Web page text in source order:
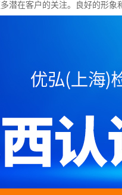
潜在客户的关注。良好的形象